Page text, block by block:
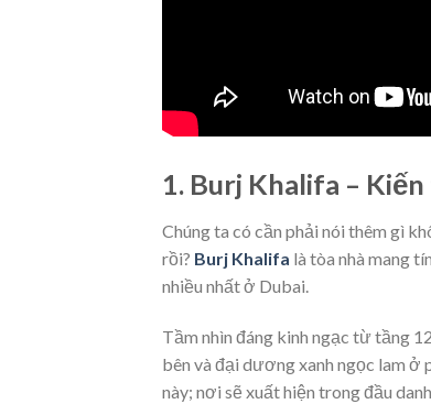
1. Burj Khalifa –
Chúng ta có cần phải nói thêm gì
rồi? Burj Khalifa là tòa nhà mang
nhiều nhất ở Dubai.
Tầm nhìn đáng kinh ngạc từ tầng
bên và đại dương xanh ngọc lam ở
này; nơi sẽ xuất hiện trong đầu